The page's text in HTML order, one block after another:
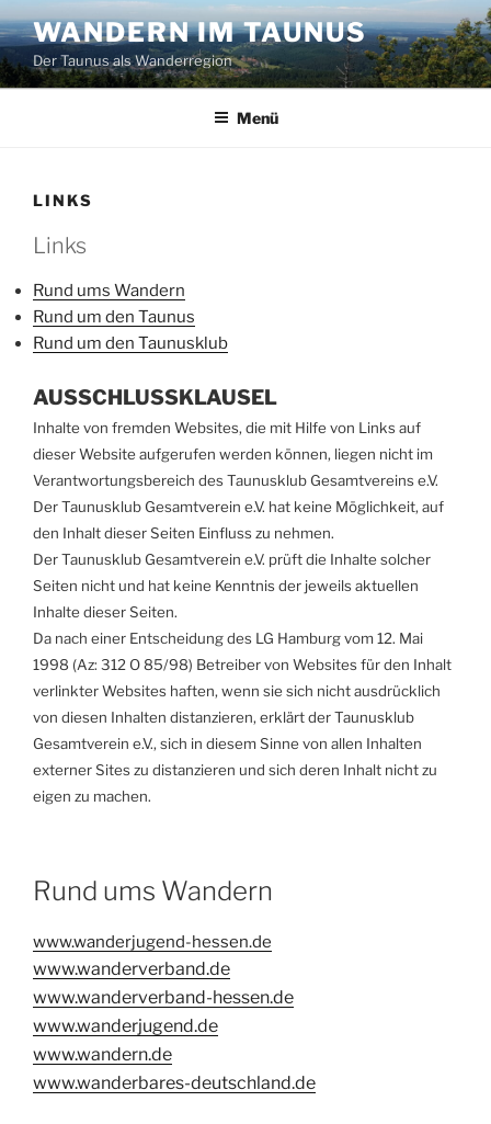
Inhalt
springen
WANDERN IM TAUNUS
Der Taunus als Wanderregion
Menü
LINKS
Links
Rund ums Wandern
Rund um den Taunus
Rund um den Taunusklub
AUSSCHLUSSKLAUSEL
Inhalte von fremden Websites, die mit Hilfe von Links auf
dieser Website aufgerufen werden können, liegen nicht im
Verantwortungsbereich des Taunusklub Gesamtvereins e.V.
Der Taunusklub Gesamtverein e.V. hat keine Möglichkeit, auf
den Inhalt dieser Seiten Einfluss zu nehmen.
Der Taunusklub Gesamtverein e.V. prüft die Inhalte solcher
Seiten nicht und hat keine Kenntnis der jeweils aktuellen
Inhalte dieser Seiten.
Da nach einer Entscheidung des LG Hamburg vom 12. Mai
1998 (Az: 312 O 85/98) Betreiber von Websites für den Inhalt
verlinkter Websites haften, wenn sie sich nicht ausdrücklich
von diesen Inhalten distanzieren, erklärt der Taunusklub
Gesamtverein e.V., sich in diesem Sinne von allen Inhalten
externer Sites zu distanzieren und sich deren Inhalt nicht zu
eigen zu machen.
Rund ums Wandern
www.wanderjugend-hessen.de
www.wanderverband.de
www.wanderverband-hessen.de
www.wanderjugend.de
www.wandern.de
www.wanderbares-deutschland.de